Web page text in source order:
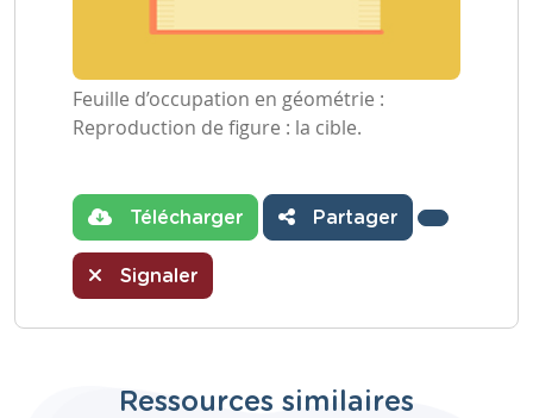
Feuille d’occupation en géométrie :
Reproduction de figure : la cible.
Télécharger Partager
Signaler
Ressources similaires